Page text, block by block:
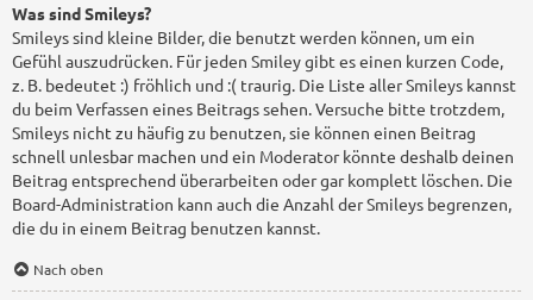
Was sind Smileys?
Smileys sind kleine Bilder, die benutzt werden können, um ein
Gefühl auszudrücken. Für jeden Smiley gibt es einen kurzen Code,
z. B. bedeutet :) fröhlich und :( traurig. Die Liste aller Smileys kannst
du beim Verfassen eines Beitrags sehen. Versuche bitte trotzdem,
Smileys nicht zu häufig zu benutzen, sie können einen Beitrag
schnell unlesbar machen und ein Moderator könnte deshalb deinen
Beitrag entsprechend überarbeiten oder gar komplett löschen. Die
Board-Administration kann auch die Anzahl der Smileys begrenzen,
die du in einem Beitrag benutzen kannst.
Nach oben